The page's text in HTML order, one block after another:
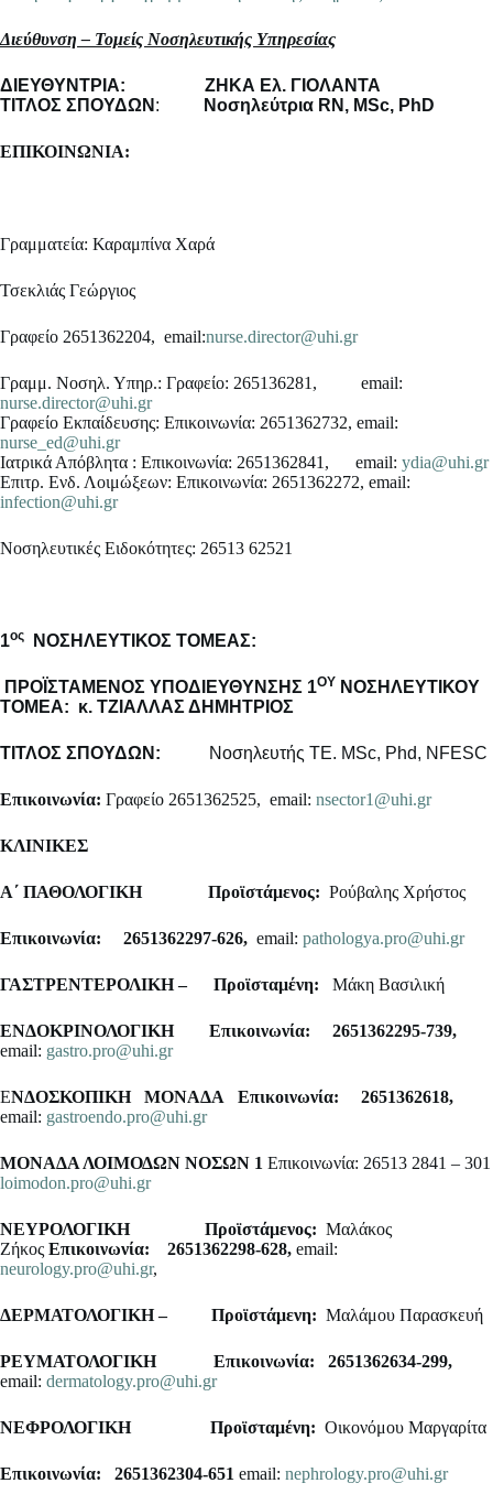
Διεύθυνση – Τομείς Νοσηλευτικής Υπηρεσίας
ΔΙΕΥΘΥΝΤΡΙΑ:
ΖΗΚΑ Ελ. ΓΙΟΛΑΝΤΑ
ΤΙΤΛΟΣ ΣΠΟΥΔΩΝ : Νοσηλεύτρια RN, MSc, PhD
ΕΠΙΚΟΙΝΩΝΙΑ:
Γραμματεία: Καραμπίνα Χαρά
Τσεκλιάς Γεώργιος
Γραφείο 2651362204, email:nurse.director@uhi.gr
Γραμμ. Νοσηλ. Υπηρ.: Γραφείο: 265136281, email:
nurse.director@uhi.gr
Γραφείο Εκπαίδευσης: Επικοινωνία: 2651362732, email:
nurse_ed@uhi.gr
Ιατρικά Απόβλητα : Επικοινωνία: 2651362841, email: ydia@uhi.gr
Επιτρ. Ενδ. Λοιμώξεων: Επικοινωνία: 2651362272, email:
infection@uhi.gr
Νοσηλευτικές Ειδοκότητες: 26513 62521
1ος NOΣΗΛΕΥΤΙΚΟΣ ΤΟΜΕΑΣ:
ΠΡΟΪΣΤΑΜΕΝΟΣ ΥΠΟΔΙΕΥΘΥΝΣΗΣ 1ΟΥ ΝΟΣΗΛΕΥΤΙΚΟΥ
ΤΟΜΕΑ: κ. ΤΖΙΑΛΛΑΣ ΔΗΜΗΤΡΙΟΣ
ΤΙΤΛΟΣ ΣΠΟΥΔΩΝ: Νοσηλευτής ΤΕ. MSc, Phd, NFESC
Επικοινωνία: Γραφείο 2651362525, email: nsector1@uhi.gr
ΚΛΙΝΙΚΕΣ
Α΄ ΠΑΘΟΛΟΓΙΚΗ Προϊστάμενος: Ρούβαλης Χρήστος
Επικοινωνία: 2651362297-626, email: pathologya.pro@uhi.gr
ΓΑΣΤΡΕΝΤΕΡΟΛΙΚΗ – Προϊσταμένη: Μάκη Βασιλική
ΕΝΔΟΚΡΙΝΟΛΟΓΙΚΗ
Επικοινωνία: 2651362295-739,
email: gastro.pro@uhi.gr
ΕΝΔΟΣΚΟΠΙΚΗ ΜΟΝΑΔΑ Επικοινωνία: 2651362618,
email: gastroendo.pro@uhi.gr
ΜΟΝΑΔΑ ΛΟΙΜΟΔΩΝ ΝΟΣΩΝ 1 Επικοινωνία: 26513 2841 – 301
loimodon.pro@uhi.gr
ΝΕΥΡΟΛΟΓΙΚΗ Προϊστάμενος: Μαλάκος
Ζήκος Επικοινωνία: 2651362298-628, email:
neurology.pro@uhi.gr,
ΔΕΡΜΑΤΟΛΟΓΙΚΗ – Προϊστάμενη: Μαλάμου Παρασκευή
ΡΕΥΜΑΤΟΛΟΓΙΚΗ
Επικοινωνία: 2651362634-299,
email: dermatology.pro@uhi.gr
ΝΕΦΡΟΛΟΓΙΚΗ Προϊσταμένη: Οικονόμου Μαργαρίτα
Επικοινωνία: 2651362304-651 email: nephrology.pro@uhi.gr